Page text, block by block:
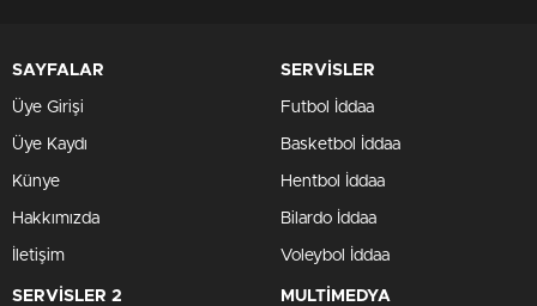
SAYFALAR
Üye Girişi
Üye Kaydı
Künye
Hakkımızda
İletişim
SERVİSLER
Futbol İddaa
Basketbol İddaa
Hentbol İddaa
Bilardo İddaa
Voleybol İddaa
SERVİSLER 2 MULTİMEDYA